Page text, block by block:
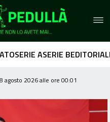
SERIE ASERIE B
agosto 2026 alle ore 00:01